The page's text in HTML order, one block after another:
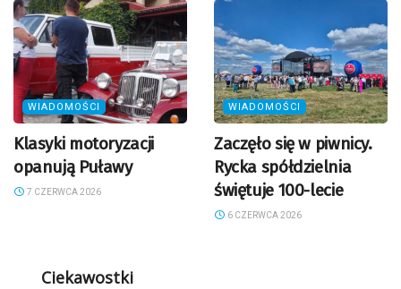
WIADOMOŚCI
Klasyki motoryzacji
opanują Puławy
7 CZERWCA 2026
WIADOMOŚCI
Zaczęło się w piwnicy.
Rycka spółdzielnia
świętuje 100-lecie
6 CZERWCA 2026
Ciekawostki